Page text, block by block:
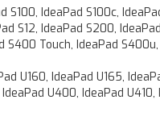
IdeaPad S100c,
S12, IdeaPad S200,
Touch, IdeaPad
U160, IdeaPad U165,
U400, IdeaPad